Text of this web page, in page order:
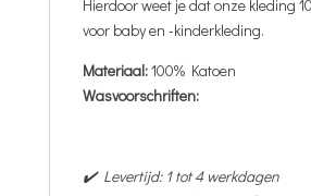
Hierdoor weet je dat onze kleding
voor baby en -kinderkleding.
Materiaal:100% Katoen
Wasvoorschriften:
✔️ Levertijd: 1 tot 4 werkdagen